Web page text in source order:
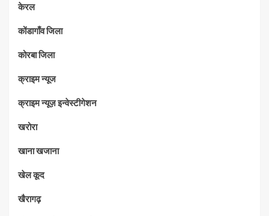
केरल
कोंडागाँव जिला
कोरबा जिला
क्राइम न्यूज
क्राइम न्यूज़ इन्वेस्टीगेशन
खरोरा
खाना खजाना
खेल कूद
खैरागढ़